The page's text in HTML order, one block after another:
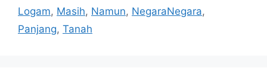
Logam, Masih, Namun, NegaraNegara,
Panjang, Tanah